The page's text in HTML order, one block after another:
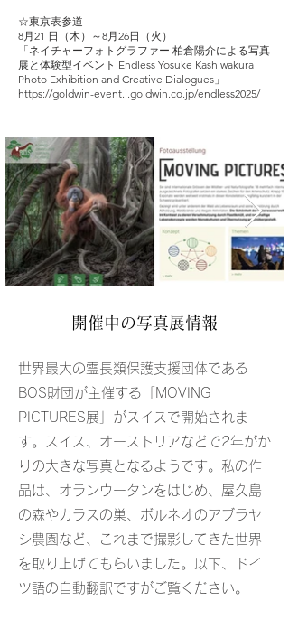
☆東京表参道
8月21 日（木）～8月26日（火）
「ネイチャーフォトグラファー 柏倉陽介による写真
展と体験型イベント Endless Yosuke Kashiwakura
Photo Exhibition and Creative Dialogues」
https://goldwin-event.i.goldwin.co.jp/endless2025/
​開催中の写真展情報
世界最大の霊長類保護支援団体である
BOS財団が主催する「MOVING
PICTURES展」がスイスで開始されま
す。スイス、オーストリアなどで2年がか
りの大きな写真となるようです。私の作
品は、オランウータンをはじめ、屋久島
の森やカラスの巣、ボルネオのアブラヤ
シ農園など、これまで撮影してきた世界
を取り上げてもらいました。以下、ドイ
ツ語の自動翻訳ですがご覧ください。